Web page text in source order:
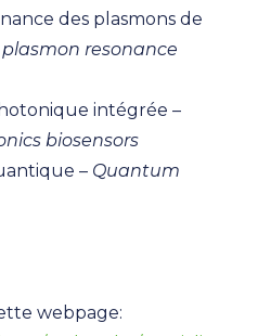
des plasmons de
resonance
intégrée –
biosensors
– Quantum
webpage: